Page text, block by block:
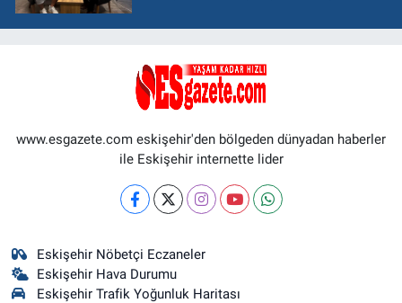
www.esgazete.com eskişehir'den bölgeden dünyadan haberler
ile Eskişehir internette lider
Eskişehir Nöbetçi Eczaneler
Eskişehir Hava Durumu
Eskişehir Trafik Yoğunluk Haritası